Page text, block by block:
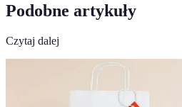
Podobne artykuły
Czytaj dalej